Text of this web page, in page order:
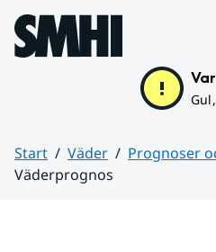
Hoppa till sidans innehåll
Start Väder
Prognoser
Väderprognos